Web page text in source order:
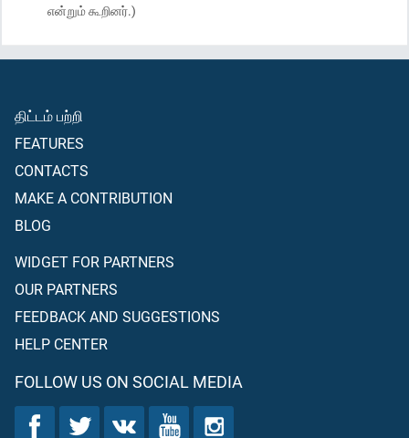
என்றும் கூறினர்.)
திட்டம் பற்றி
FEATURES
CONTACTS
MAKE A CONTRIBUTION
BLOG
WIDGET FOR PARTNERS
OUR PARTNERS
FEEDBACK AND SUGGESTIONS
HELP CENTER
FOLLOW US ON SOCIAL MEDIA